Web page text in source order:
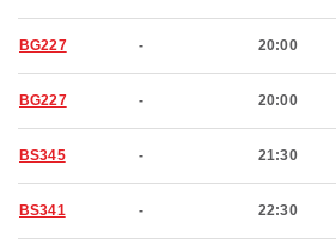
BG227 - 20:00
BG227 - 20:00
BS345 - 21:30
BS341 - 22:30